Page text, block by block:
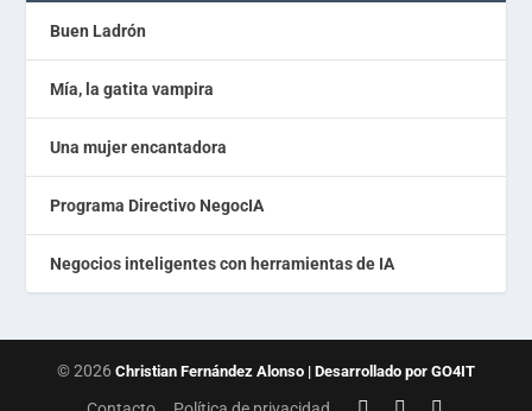
Buen Ladrón
Mía, la gatita vampira
Una mujer encantadora
Programa Directivo NegocIA
Negocios inteligentes con herramientas de IA
© 2026 Christian Fernández Alonso | Desarrollado por GO4IT